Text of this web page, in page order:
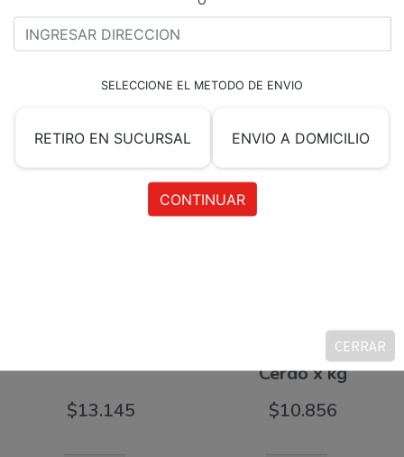
CERRAR
Productos relacionados
$13.145
Mix de Pulpa de
Cerdo x kg
$10.856